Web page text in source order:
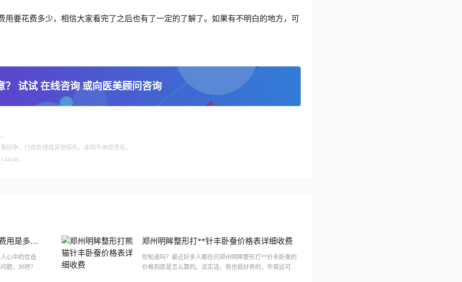
用要花费多少，相信大家看完了之后也有了一定的了解了。如果有不明白的地方，可
？ 试试 在线咨询 或向医美顾问咨询
纷争、行政处理或其他损失，本网不承担责任。
。
用是多少
心中的优选
题，对吧？毕
郑州明眸整形打**针丰卧蚕价格表详细收费
你知道吗？最近好多人都在问郑州明眸整形打**针丰卧蚕的
价格到底是怎么算的。说实话，我也挺好奇的，毕竟这可是